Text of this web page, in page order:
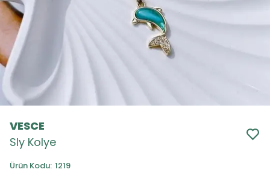
VESCE
Sly Kolye
Ürün Kodu: 1219